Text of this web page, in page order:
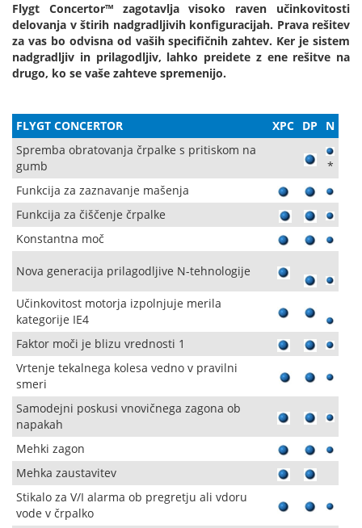
Flygt Concertor™ zagotavlja visoko raven učinkovitosti
delovanja v štirih nadgradljivih konfiguracijah. Prava rešitev
za vas bo odvisna od vaših specifičnih zahtev. Ker je sistem
nadgradljiv in prilagodljiv, lahko preidete z ene rešitve na
drugo, ko se vaše zahteve spremenijo.
FLYGT CONCERTOR XPC DP
N
Spremba obratovanja črpalke s pritiskom na
gumb
*
Funkcija za zaznavanje mašenja
Funkcija za čiščenje črpalke
Konstantna moč
Nova generacija prilagodljive N-tehnologije
Učinkovitost motorja izpolnjuje merila
kategorije IE4
Faktor moči je blizu vrednosti 1
Vrtenje tekalnega kolesa vedno v pravilni
smeri
Samodejni poskusi vnovičnega zagona ob
napakah
Mehki zagon
Mehka zaustavitev
Stikalo za V/I alarma ob pregretju ali vdoru
vode v črpalko